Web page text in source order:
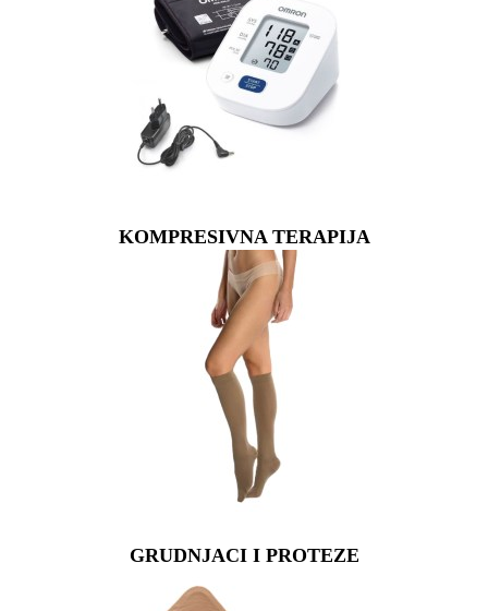
KOMPRESIVNA TERAPIJA
GRUDNJACI I PROTEZE